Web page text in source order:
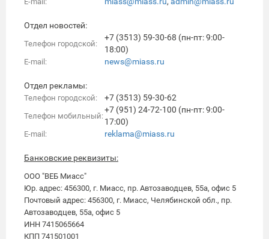
Отдел новостей:
Телефон городской:
+7 (3513) 59-30-68 (пн-пт: 9:00-
18:00)
E-mail: news@miass.ru
Отдел рекламы:
Телефон городской: +7 (3513) 59-30-62
Телефон мобильный:
+7 (951) 24-72-100 (пн-пт: 9:00-
17:00)
E-mail: reklama@miass.ru
Банковские реквизиты:
ООО "ВЕБ Миасс"
Юр. адрес: 456300, г. Миасс, пр. Автозаводцев, 55а, офис 5
Почтовый адрес: 456300, г. Миасс, Челябинской обл., пр.
Автозаводцев, 55а, офис 5
ИНН 7415065664
КПП 741501001